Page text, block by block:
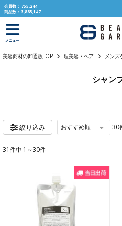
text.skipToContent
text.skipToNavigation
会員数： 755,244
商品数： 3,885,147
メニュー
美容商材の卸通販TOP 理美容・ヘア メンズ
シャン
絞り込み おすすめ順 30
31件中 1～30件